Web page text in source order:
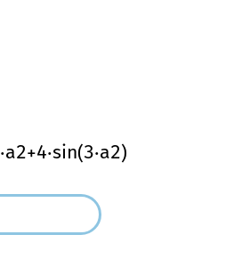
⋅a2+4⋅sin(3⋅a2)